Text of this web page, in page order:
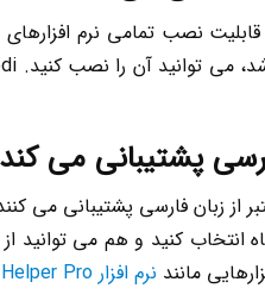
نصب تمامی نرم افزارهای
از زبان فارسی پشتیبانی
انتخاب کنید و هم می توانید
مانند نرم افزار Keyboard Helper Pro